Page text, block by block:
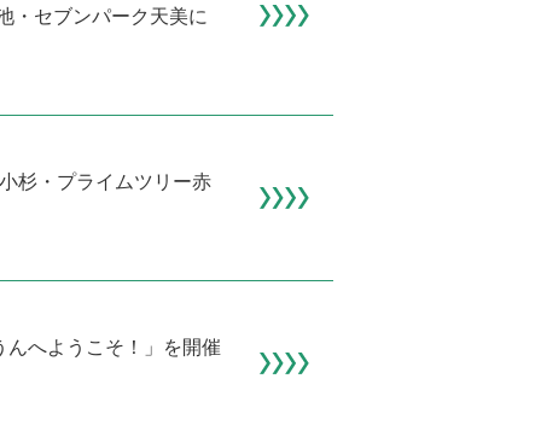
・セブンパーク天美に
杉・プライムツリー赤
へようこそ！」を開催